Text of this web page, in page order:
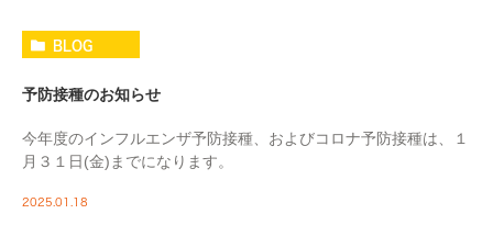
BLOG
予防接種のお知らせ
今年度のインフルエンザ予防接種、およびコロナ予防接種は、１
月３１日(金)までになります。
2025.01.18